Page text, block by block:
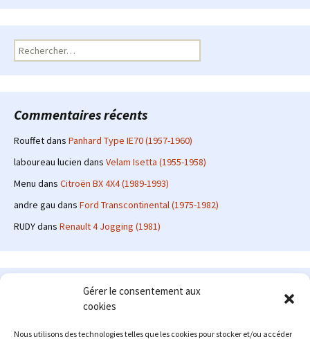
Gérer le consentement aux
cookies
Nous utilisons des technologies telles que les cookies pour stocker et/ou accéder
Rechercher :
Commentaires récents
Rouffetdans Panhard Type IE70 (1957-1960)
laboureau lucien dans Velam Isetta (1955-1958)
Menu dans Citroën BX 4X4 (1989-1993)
andre gau dans Ford Transcontinental (1975-1982)
RUDYdans Renault 4 Jogging (1981)
Le site en quelques mots
: passionné d'automobile ancienne depuis de
nombreuses années, j'ai commencé à partager ma passion sur